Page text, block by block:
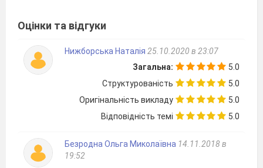
4. Таблички для суддів
5. Грамоти для нагородження
Хід заходу:
Організаційний момент
проведення гри;
Оцінки та відгуки
Нижборська Наталія 25.10.2020 в 23:07
Загальна:
5.0
Структурованість
5.0
Оригінальність викладу
5.0
Відповідність темі
5.0
Безродна Ольга Миколаївна 14.11.2018 в
19:52